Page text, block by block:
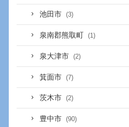
池田市 (3)
泉南郡熊取町 (1)
泉大津市 (2)
箕面市 (7)
茨木市 (2)
豊中市 (90)